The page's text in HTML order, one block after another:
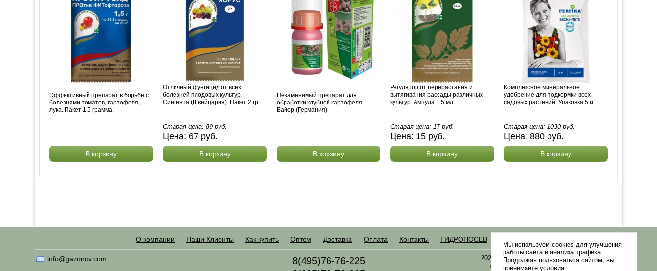
Эффективный препарат в борьбе с
болезнями томатов, картофеля,
лука. Пакет 1,5 грамма.
В корзину
Отличный фунгицид от всех
болезней плодовых культур.
Сингента (Швейцария). Пакет 2 гр.
Старая цена:89руб.
Цена: 67 руб.
В корзину
Незаменимый препарат для
обработки клубней картофеля.
Байер (Германия).
В корзину
Регулятор от перерастания и
вытягивания рассады различных
культур. Ампула 1,5 мл.
Старая цена:17руб.
Цена: 15 руб.
В корзину
Комплексное минеральное
удобрение для подкормки всех
садовых растений. Упаковка 5 кг.
Старая цена:1030руб.
Цена: 880руб.
В корзину
О компании Наши Клиенты Как купить Оптом Доставка Оплата Контакты ГИДРОПОСЕВ
info@gazonov.com
2021-2026 © «Газонная трава, семена газонных
трав: выбор удобрения и средства защиты в
8(495)76-76-225
Мы используем cookies для улучшения
работы сайта и анализа трафика.
Продолжая пользоваться сайтом, вы
принимаете условия